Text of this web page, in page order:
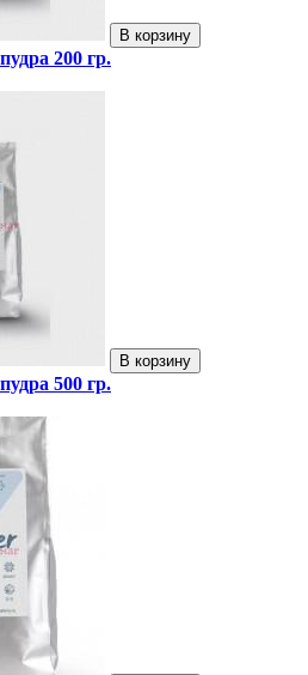
В корзину
200 гр.
В корзину
500 гр.